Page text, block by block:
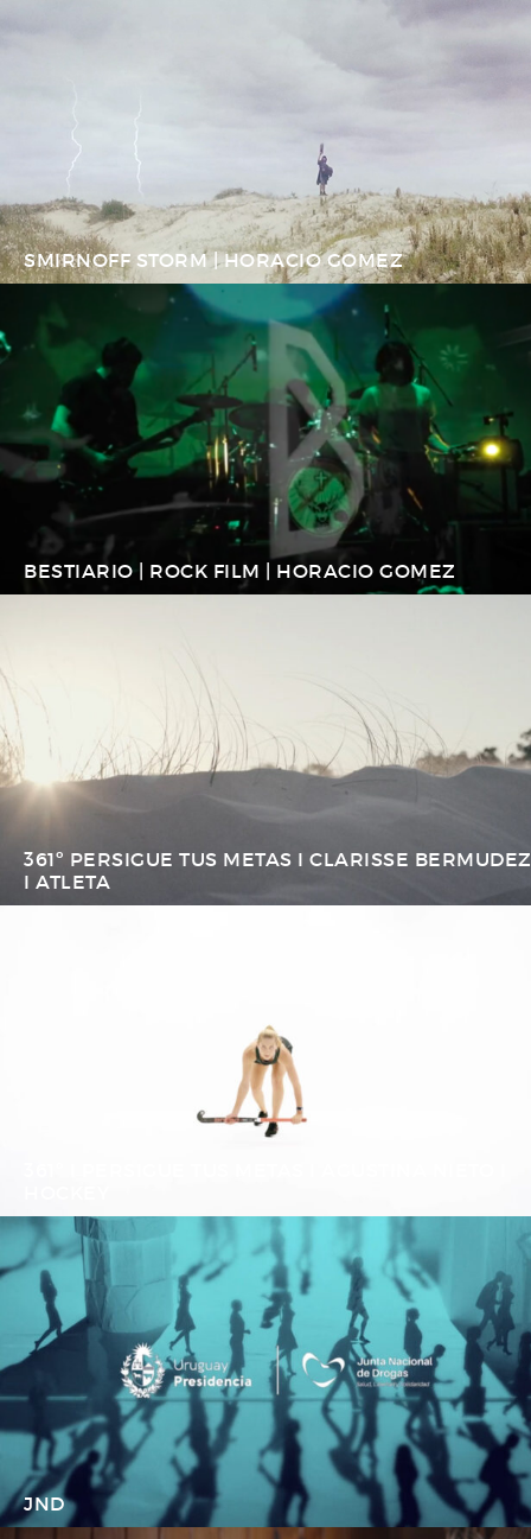
SMIRNOFF STORM | HORACIO GOMEZ
BESTIARIO | ROCK FILM | HORACIO GOMEZ
361º PERSIGUE TUS METAS I CLARISSE BERMUDEZ
I ATLETA
JND